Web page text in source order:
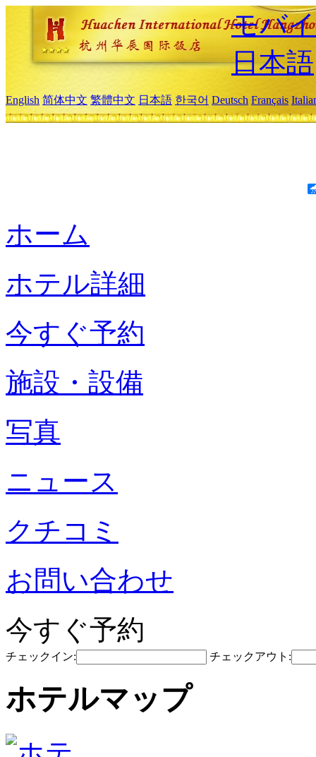
モバ
日本語
English 简体中文 繁體中文 日本語 한국어 Deutsch Français
ホーム
ホテル詳細
今すぐ予約
施設・設備
写真
ニュース
クチコミ
お問い合わせ
今すぐ予約
チェックイン: チェックアウト:
ホテルマップ